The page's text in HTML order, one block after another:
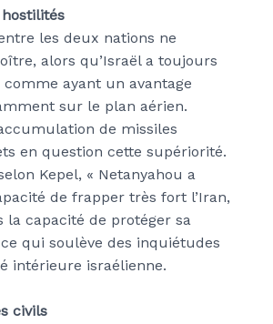
les deux nations ne
alors qu’Israël a toujours
ayant un avantage
sur le plan aérien.
de missiles
en question cette supériorité.
Kepel, « Netanyahou a
de frapper très fort l’Iran,
la capacité de protéger sa
qui soulève des inquiétudes
intérieure israélienne.
civils